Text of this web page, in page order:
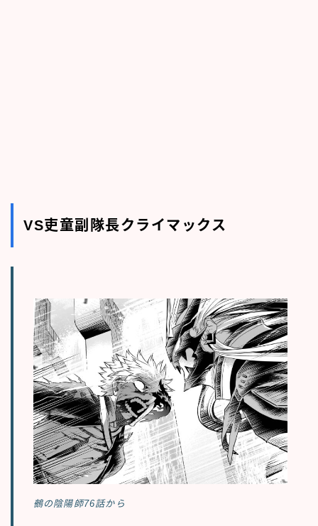
VS吏童副隊長クライマックス
鵺の陰陽師76話から